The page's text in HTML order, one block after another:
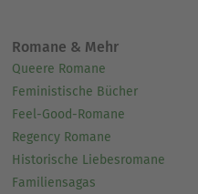
Romane & Mehr
Queere Romane
Feministische Bücher
Feel-Good-Romane
Regency Romane
Historische Liebesromane
Familiensagas